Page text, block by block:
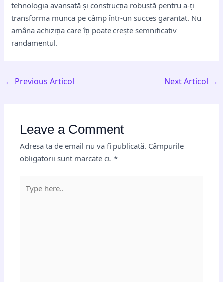
tehnologia avansată și construcția robustă pentru a-ți
transforma munca pe câmp într-un succes garantat. Nu
amâna achiziția care îți poate crește semnificativ
randamentul.
← Previous Articol Next Articol →
Leave a Comment
Adresa ta de email nu va fi publicată. Câmpurile
obligatorii sunt marcate cu*
here..